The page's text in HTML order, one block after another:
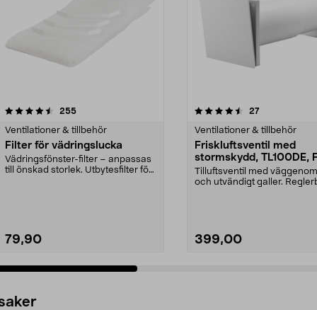
255recensioner
Ventilationer & tillbehör
Filter för vädringslucka
Vädringsfönster-filter – anpassas
till önskad storlek. Utbytesfilter för
79,90
4.5 av 5 stjärnor 27recensioner
Ventilationer & tillbehör
Friskluftsventil med
stormskydd, TL100DE,
Tilluftsventil med
och utvändigt galler.
399,00
4.5 av 5 stjärnor